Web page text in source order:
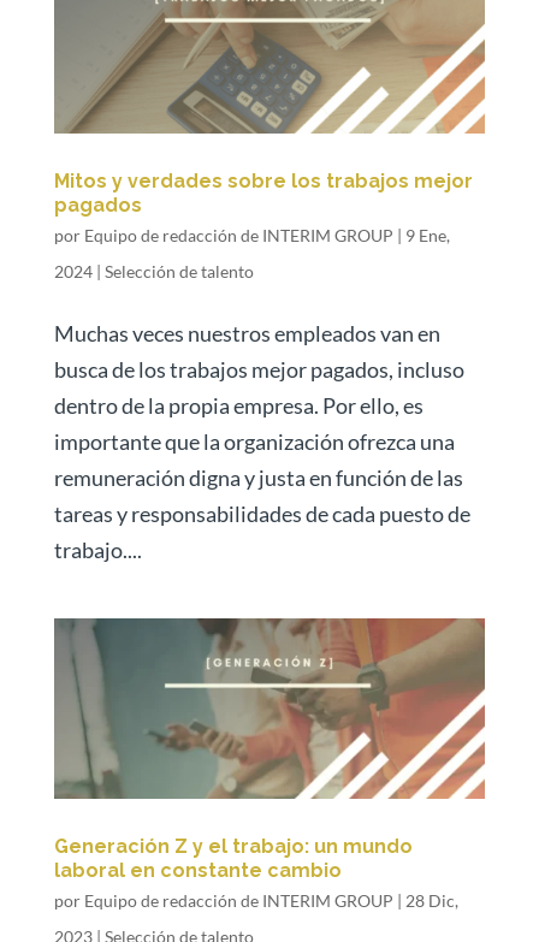
Mitos y verdades sobre los trabajos mejor
pagados
por Equipo de redacción de INTERIM GROUP | 9 Ene,
2024| Selección de talento
Muchas veces nuestros empleados van en
busca de los trabajos mejor pagados, incluso
dentro de la propia empresa. Por ello, es
importante que la organización ofrezca una
remuneración digna y justa en función de las
tareas y responsabilidades de cada puesto de
trabajo....
Generación Z y el trabajo: un mundo
laboral en constante cambio
por Equipo de redacción de INTERIM GROUP | 28 Dic,
2023| Selección de talento